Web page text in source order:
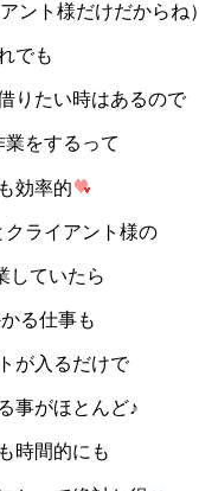
ント様だけだからね）
でも
りたい時はあるので
をするって
効率的
ライアント様の
していたら
る仕事も
が入るだけで
事がほとんど♪
時間的にも